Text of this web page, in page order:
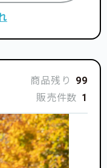
商品残り
99
販売件数 1